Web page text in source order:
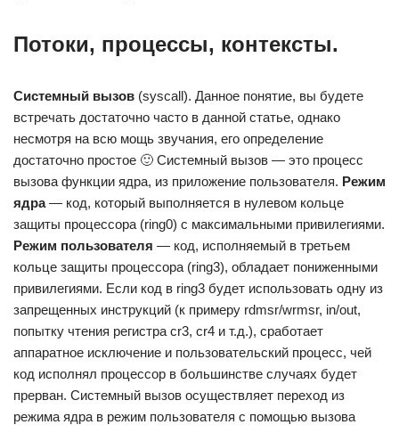
Потоки, процессы, контексты.
Системный вызов (syscall). Данное понятие, вы будете
встречать достаточно часто в данной статье, однако
несмотря на всю мощь звучания, его определение
достаточно простое 🙂 Системный вызов — это процесс
вызова функции ядра, из приложение пользователя. Режим
ядра— код, который выполняется в нулевом кольце
защиты процессора (ring0) с максимальными привилегиями.
Режим пользователя — код, исполняемый в третьем
кольце защиты процессора (ring3), обладает пониженными
привилегиями. Если код в ring3 будет использовать одну из
запрещенных инструкций (к примеру rdmsr/wrmsr, in/out,
попытку чтения регистра cr3, cr4 и т.д.), сработает
аппаратное исключение и пользовательский процесс, чей
код исполнял процессор в большинстве случаях будет
прерван. Системный вызов осуществляет переход из
режима ядра в режим пользователя с помощью вызова